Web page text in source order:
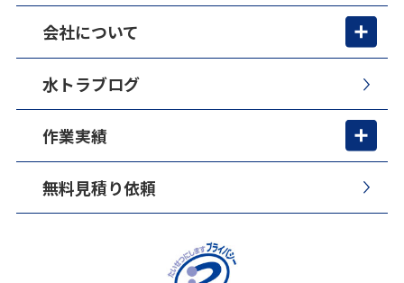
会社について
水トラブログ
作業実績
無料見積り依頼